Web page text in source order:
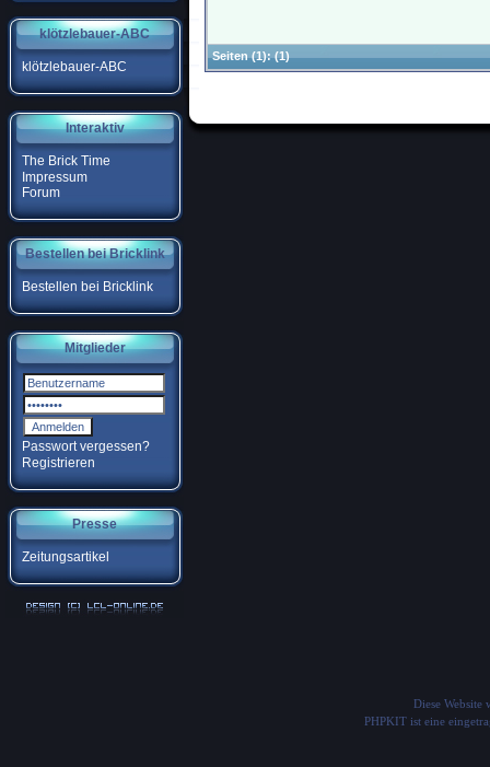
klötzlebauer-ABC
klötzlebauer-ABC
Interaktiv
The Brick Time
Impressum
Forum
Bestellen bei Bricklink
Bestellen bei Bricklink
Mitglieder
Passwort vergessen?
Registrieren
Presse
Zeitungsartikel
Seiten(1):(1)
Diese Website
PHPKIT ist eine